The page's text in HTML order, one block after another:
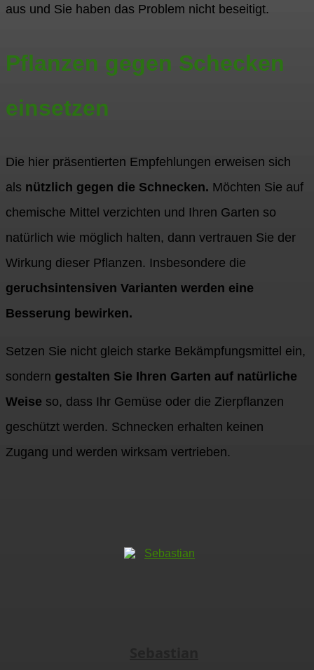
aus und Sie haben das Problem nicht beseitigt.
Pflanzen gegen Schecken
einsetzen
Die hier präsentierten Empfehlungen erweisen sich
als nützlich gegen die Schnecken. Möchten Sie auf
chemische Mittel verzichten und Ihren Garten so
natürlich wie möglich halten, dann vertrauen Sie der
Wirkung dieser Pflanzen. Insbesondere die
geruchsintensiven Varianten werden eine
Besserung bewirken.
Setzen Sie nicht gleich starke Bekämpfungsmittel ein,
sondern gestalten Sie Ihren Garten auf natürliche
Weise so, dass Ihr Gemüse oder die Zierpflanzen
geschützt werden. Schnecken erhalten keinen
Zugang und werden wirksam vertrieben.